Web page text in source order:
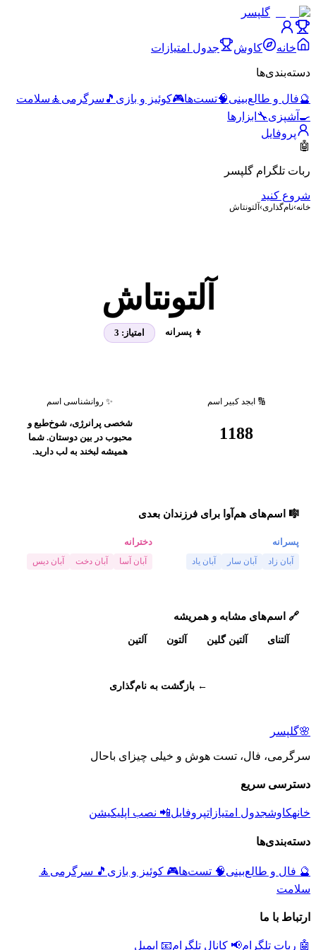
گلپسر
خانه کاوش جدول امتیازات
دسته‌بندی‌ها
🔮فال و طالع‌بینی🧠تست‌ها🎮کوئیز و بازی 🎵 سرگرمی 🧘 سلامت
🍳 آشپزی🔧 ابزارها
پروفایل
🤖
ربات تلگرام گلپسر
شروع کنید
خانه›نام‌گذاری› آلتونتاش
آلتونتاش
👦 پسرانه امتیاز: 3
🔢 ابجد کبیر اسم
1188
✨ روانشناسی اسم
شخصی پرانرژی، شوخ‌طبع و
محبوب در بین دوستان. شما
همیشه لبخند به لب دارید.
🎼 اسم‌های هم‌آوا برای فرزندان بعدی
پسرانه
آبان زاد آبان سار آبان یاد
دخترانه
آبان آسا آبان دخت آبان دیس
🔗 اسم‌های مشابه و همریشه
آلتنای آلتین گلین آلتون آلتین
← بازگشت به نام‌گذاری
🌸گلپسر
سرگرمی، فال، تست هوش و خیلی چیزای باحال
دسترسی سریع
خانهکاوشجدول امتیازاتپروفایل📲 نصب اپلیکیشن
دسته‌بندی‌ها
🔮 فال و طالع‌بینی🧠 تست‌ها🎮 کوئیز و بازی 🎵 سرگرمی 🧘
سلامت
ارتباط با ما
🤖 ربات تلگرام📢 کانال تلگرام📧 ایمیل